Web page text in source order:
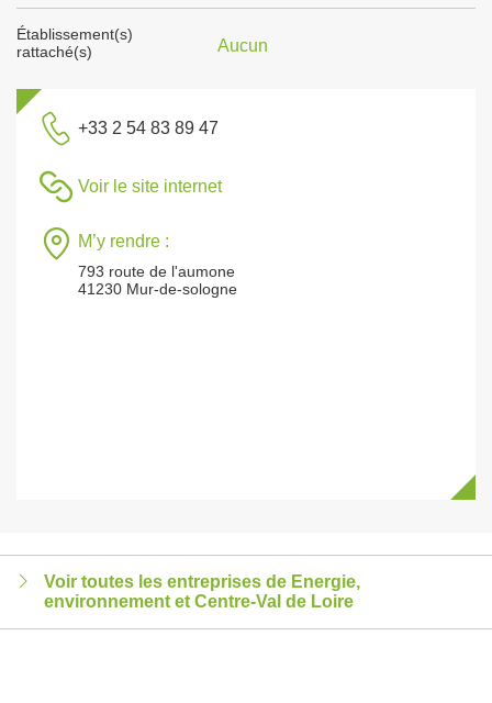
Établissement(s)
rattaché(s)
Aucun
+33 2 54 83 89 47
Voir le site internet
M’y rendre :
793 route de l'aumone
41230 Mur-de-sologne
Voir toutes les entreprises de Energie,
environnement et Centre-Val de Loire